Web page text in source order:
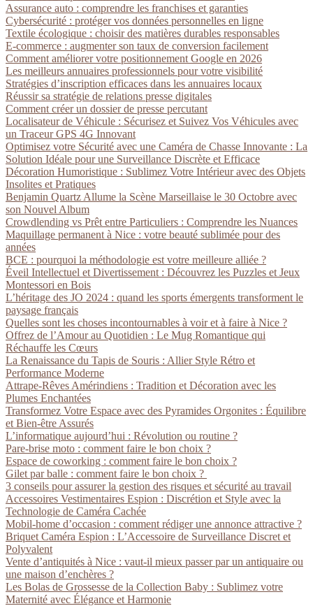
Assurance auto : comprendre les franchises et garanties
Cybersécurité : protéger vos données personnelles en ligne
Textile écologique : choisir des matières durables responsables
E-commerce : augmenter son taux de conversion facilement
Comment améliorer votre positionnement Google en 2026
Les meilleurs annuaires professionnels pour votre visibilité
Stratégies d’inscription efficaces dans les annuaires locaux
Réussir sa stratégie de relations presse digitales
Comment créer un dossier de presse percutant
Localisateur de Véhicule : Sécurisez et Suivez Vos Véhicules avec
un Traceur GPS 4G Innovant
Optimisez votre Sécurité avec une Caméra de Chasse Innovante : La
Solution Idéale pour une Surveillance Discrète et Efficace
Décoration Humoristique : Sublimez Votre Intérieur avec des Objets
Insolites et Pratiques
Benjamin Quartz Allume la Scène Marseillaise le 30 Octobre avec
son Nouvel Album
Crowdlending vs Prêt entre Particuliers : Comprendre les Nuances
Maquillage permanent à Nice : votre beauté sublimée pour des
années
BCE : pourquoi la méthodologie est votre meilleure alliée ?
Éveil Intellectuel et Divertissement : Découvrez les Puzzles et Jeux
Montessori en Bois
L’héritage des JO 2024 : quand les sports émergents transforment le
paysage français
Quelles sont les choses incontournables à voir et à faire à Nice ?
Offrez de l’Amour au Quotidien : Le Mug Romantique qui
Réchauffe les Cœurs
La Renaissance du Tapis de Souris : Allier Style Rétro et
Performance Moderne
Attrape-Rêves Amérindiens : Tradition et Décoration avec les
Plumes Enchantées
Transformez Votre Espace avec des Pyramides Orgonites : Équilibre
et Bien-être Assurés
L’informatique aujourd’hui : Révolution ou routine ?
Pare-brise moto : comment faire le bon choix ?
Espace de coworking : comment faire le bon choix ?
Gilet par balle : comment faire le bon choix ?
3 conseils pour assurer la gestion des risques et sécurité au travail
Accessoires Vestimentaires Espion : Discrétion et Style avec la
Technologie de Caméra Cachée
Mobil-home d’occasion : comment rédiger une annonce attractive ?
Briquet Caméra Espion : L’Accessoire de Surveillance Discret et
Polyvalent
Vente d’antiquités à Nice : vaut-il mieux passer par un antiquaire ou
une maison d’enchères ?
Les Bolas de Grossesse de la Collection Baby : Sublimez votre
Maternité avec Élégance et Harmonie